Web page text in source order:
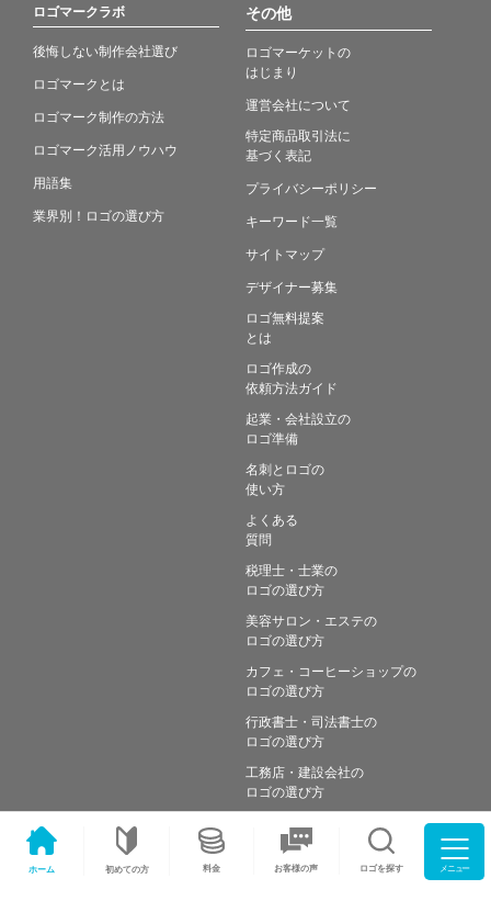
ホーム 初めての方 料金 お客様の声 ロゴを探す メニュー
ロゴマークラボ
後悔しない制作会社選び
ロゴマークとは
ロゴマーク制作の方法
ロゴマーク活用ノウハウ
用語集
業界別！ロゴの選び方
その他
ロゴマーケットの
はじまり
運営会社について
特定商品取引法に
基づく表記
プライバシーポリシー
キーワード一覧
サイトマップ
デザイナー募集
ロゴ無料提案
とは
ロゴ作成の
依頼方法ガイド
起業・会社設立の
ロゴ準備
名刺とロゴの
使い方
よくある
質問
税理士・士業の
ロゴの選び方
美容サロン・エステの
ロゴの選び方
カフェ・コーヒーショップの
ロゴの選び方
行政書士・司法書士の
ロゴの選び方
工務店・建設会社の
ロゴの選び方
Copyright © Simple works Inc. All Rights Reserved.